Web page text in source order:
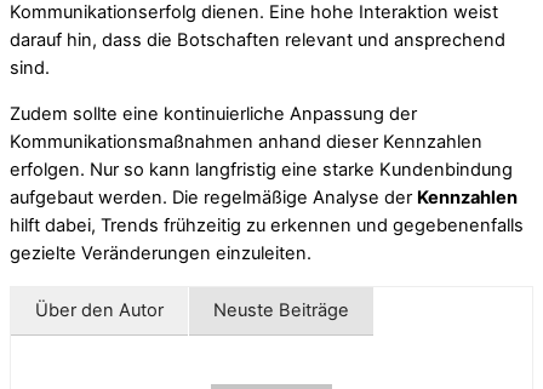
Kommunikationserfolg dienen. Eine hohe Interaktion weist
darauf hin, dass die Botschaften relevant und ansprechend
sind.
Zudem sollte eine kontinuierliche Anpassung der
Kommunikationsmaßnahmen anhand dieser Kennzahlen
erfolgen. Nur so kann langfristig eine starke Kundenbindung
aufgebaut werden. Die regelmäßige Analyse der Kennzahlen
hilft dabei, Trends frühzeitig zu erkennen und gegebenenfalls
gezielte Veränderungen einzuleiten.
Über den Autor Neuste Beiträge